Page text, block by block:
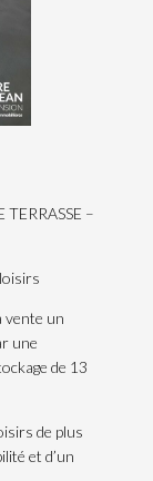
–
vente un
une
de 13
de plus
et d’un